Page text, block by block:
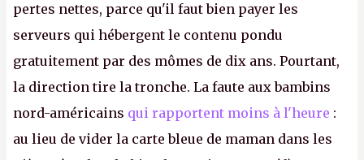
pertes nettes, parce qu'il faut bien payer les
serveurs qui hébergent le contenu pondu
gratuitement par des mômes de dix ans. Pourtant,
la direction tire la tronche. La faute aux bambins
nord-américains qui rapportent moins à l'heure :
au lieu de vider la carte bleue de maman dans les